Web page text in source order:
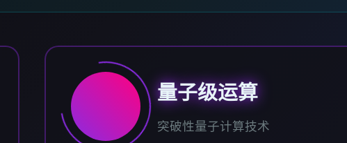
量子级运算
突破性量子计算技术